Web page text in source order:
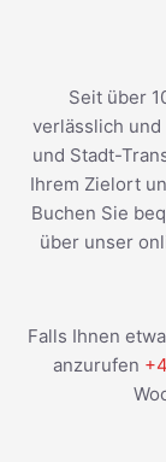
Seit über
verlässlich
und Stadt-
Ihrem Zielort
Buchen Sie
über unser
Falls Ihnen
anzurufen